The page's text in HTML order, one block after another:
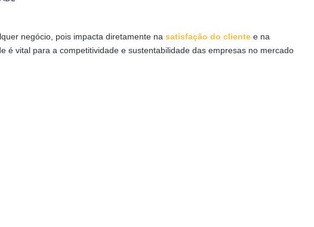
negócio, pois impacta diretamente na satisfação do cliente e na
é vital para a competitividade e sustentabilidade das empresas no mercado